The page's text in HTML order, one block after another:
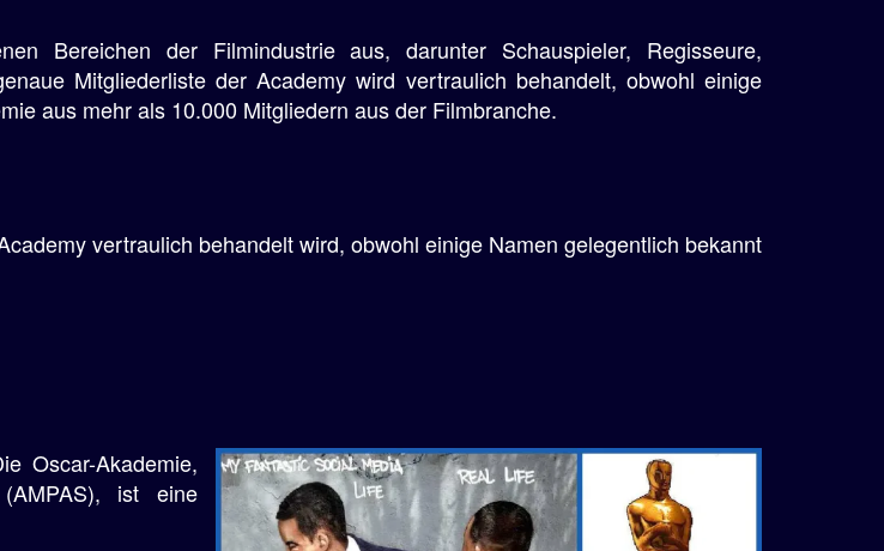
Bereichen der Filmindustrie aus, darunter Schauspieler, Regisseure,
Mitgliederliste der Academy wird vertraulich behandelt, obwohl einige
aus mehr als 10.000 Mitgliedern aus der Filmbranche.
vertraulich behandelt wird, obwohl einige Namen gelegentlich bekannt
Oscar-Akademie,
ist eine